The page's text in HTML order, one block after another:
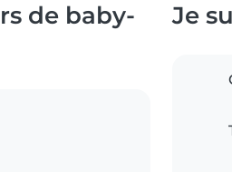
de baby-
Je